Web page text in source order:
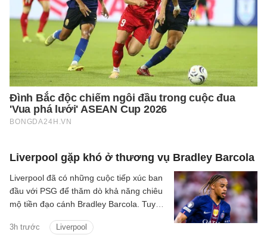
Liverpool gặp khó ở thương vụ Bradley Barcola
3h trước Liverpool
Liverpool đã có những cuộc tiếp xúc ban
đầu với PSG để thăm dò khả năng chiêu
mộ tiền đạo cánh Bradley Barcola. Tuy
hai CLB đang là trở ngại lớn đối với